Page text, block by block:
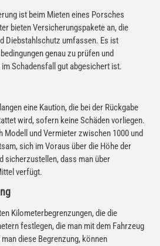
ist beim Mieten eines Porsches
bieten Versicherungspakete an, die
Diebstahlschutz umfassen. Es ist
genau zu prüfen und
Schadensfall gut abgesichert ist.
eine Kaution, die bei der Rückgabe
wird, sofern keine Schäden vorliegen.
Modell und Vermieter zwischen 1000 und
sich im Voraus über die Höhe der
sicherzustellen, dass man über
verfügt.
Kilometerbegrenzungen, die die
festlegen, die man mit dem Fahrzeug
diese Begrenzung, können